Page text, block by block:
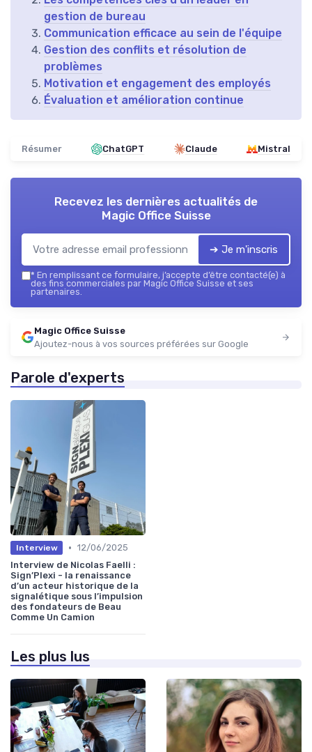
gestion de bureau
Communication efficace au sein de l'équipe
Gestion des conflits et résolution de
problèmes
Motivation et engagement des employés
Évaluation et amélioration continue
Résumer ChatGPT Claude Mistral
Recevez les dernières actualités de
Magic Office Suisse
➔ Je m'inscris
* En remplissant ce formulaire, j’accepte d’être contacté(e) à
des fins commerciales par Magic Office Suisse et ses
partenaires.
Magic Office Suisse
Ajoutez-nous à vos sources préférées sur Google
Parole d'experts
Interview • 12/06/2025
Interview de Nicolas Faelli :
Sign’Plexi - la renaissance
d’un acteur historique de la
signalétique sous l’impulsion
des fondateurs de Beau
Comme Un Camion
Les plus lus